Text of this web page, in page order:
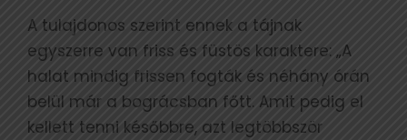
A tulajdonos szerint ennek a tájnak
egyszerre van friss és füstös karaktere: „A
halat mindig frissen fogták és néhány órán
belül már a bográcsban főtt. Amit pedig el
kellett tenni későbbre, azt legtöbbször